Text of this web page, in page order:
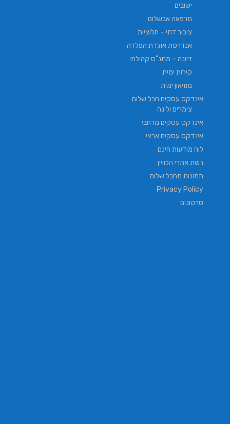
ישובים
מרפאה אבשלום
ציבור דתי – חלוציות
אנדרטת אוגדת הפלדה
דיונה – מתנ"ס קהילתי
קירות ימית
מוזיאון ימית
אינדקס עסקים חבל שלום
צימרים ולינה
אינדקס עסקים מרחבי
אינדקס עסקים ארצי
לוח מודעות חינם
רשת אתרי הלוויין
תמונות מחבל שלום
Privacy Policy
סרטונים